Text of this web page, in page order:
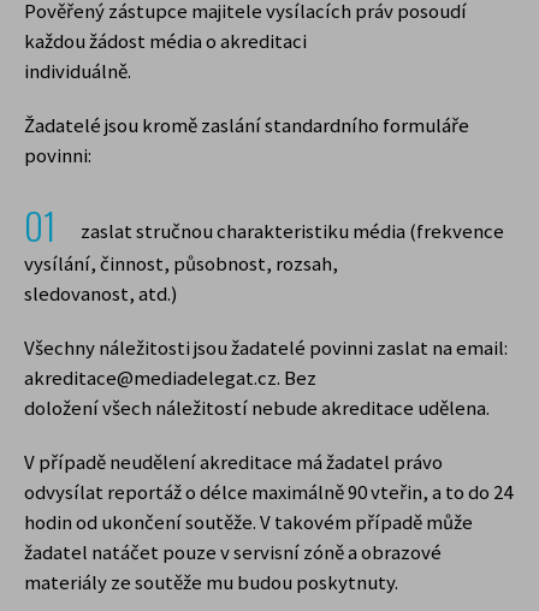
Pověřený zástupce majitele vysílacích práv posoudí
každou žádost média o akreditaci
individuálně.
Žadatelé jsou kromě zaslání standardního formuláře
povinni:
zaslat stručnou charakteristiku média (frekvence
vysílání, činnost, působnost, rozsah,
sledovanost, atd.)
Všechny náležitosti jsou žadatelé povinni zaslat na email:
akreditace@mediadelegat.cz. Bez
doložení všech náležitostí nebude akreditace udělena.
V případě neudělení akreditace má žadatel právo
odvysílat reportáž o délce maximálně 90 vteřin, a to do 24
hodin od ukončení soutěže. V takovém případě může
žadatel natáčet pouze v servisní zóně a obrazové
materiály ze soutěže mu budou poskytnuty.